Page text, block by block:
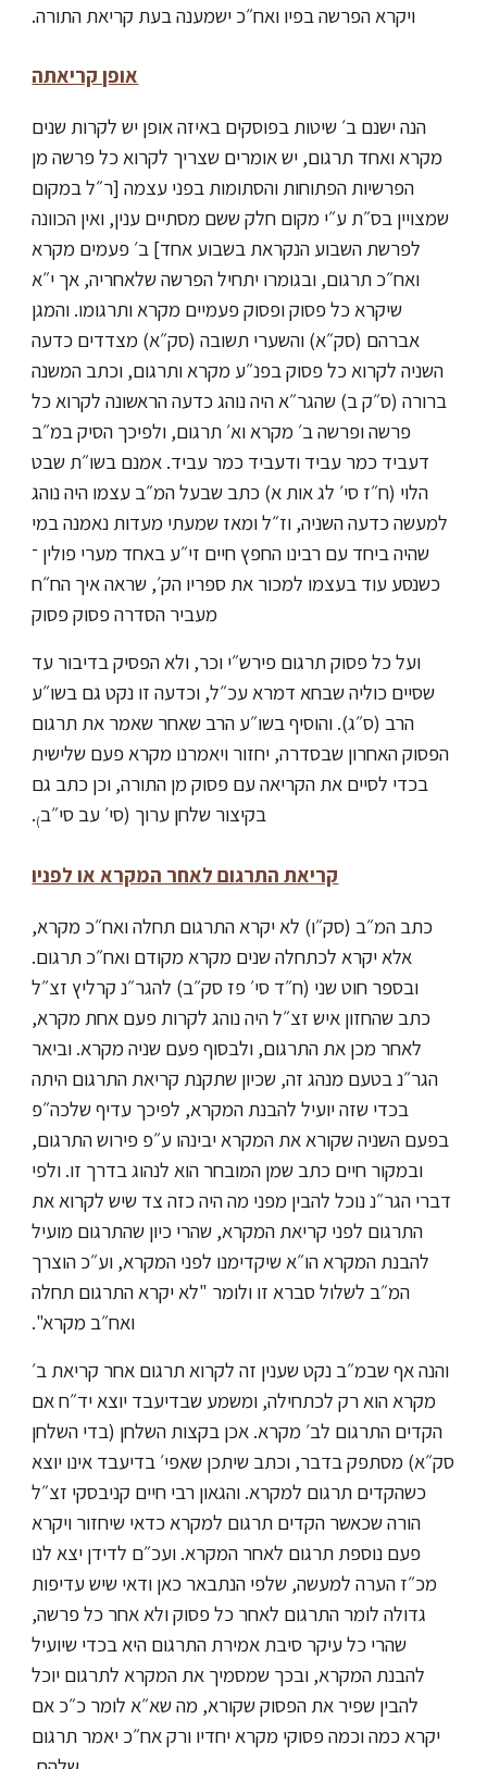
ויקרא הפרשה בפיו ואח״כ ישמענה בעת קריאת התורה.
אופן קריאתה
הנה ישנם ב׳ שיטות בפוסקים באיזה אופן יש לקרות שנים
מקרא ואחד תרגום, יש אומרים שצריך לקרוא כל פרשה מן
הפרשיות הפתוחות והסתומות בפני עצמה [ר״ל במקום
שמצויין בס״ת ע״י מקום חלק ששם מסתיים ענין, ואין הכוונה
לפרשת השבוע הנקראת בשבוע אחד] ב׳ פעמים מקרא
ואח״כ תרגום, ובגומרו יתחיל הפרשה שלאחריה, אך י״א
שיקרא כל פסוק ופסוק פעמיים מקרא ותרגומו. והמגן
אברהם (סק״א) והשערי תשובה (סק״א) מצדדים כדעה
השניה לקרוא כל פסוק בפנ״ע מקרא ותרגום, וכתב המשנה
ברורה (ס״ק ב) שהגר״א היה נוהג כדעה הראשונה לקרוא כל
פרשה ופרשה ב׳ מקרא וא׳ תרגום, ולפיכך הסיק במ״ב
דעביד כמר עביד ודעביד כמר עביד. אמנם בשו״ת שבט
הלוי (ח״ז סי׳ לג אות א) כתב שבעל המ״ב עצמו היה נוהג
למעשה כדעה השניה, וז״ל ומאז שמעתי מעדות נאמנה במי
שהיה ביחד עם רבינו החפץ חיים זי״ע באחד מערי פולין ־
כשנסע עוד בעצמו למכור את ספריו הק׳, שראה איך הח״ח
מעביר הסדרה פסוק פסוק
ועל כל פסוק תרגום פירש״י וכר, ולא הפסיק בדיבור עד
שסיים כוליה שבחא דמרא עכ״ל, וכדעה זו נקט גם בשו״ע
הרב (ס״ג). והוסיף בשו״ע הרב שאחר שאמר את תרגום
הפסוק האחרון שבסדרה, יחזור ויאמרנו מקרא פעם שלישית
בכדי לסיים את הקריאה עם פסוק מן התורה, וכן כתב גם
בקיצור שלחן ערוך (סי׳ עב סי״ב)
.
קריאת התרגום לאחר המקרא או לפניו
כתב המ״ב (סק״ו) לא יקרא התרגום תחלה ואח״כ מקרא,
אלא יקרא לכתחלה שנים מקרא מקודם ואח״כ תרגום.
ובספר חוט שני (ח״ד סי׳ פז סק״ב) להגר״נ קרליץ זצ״ל
כתב שהחזון איש זצ״ל היה נוהג לקרות פעם אחת מקרא,
לאחר מכן את התרגום, ולבסוף פעם שניה מקרא. וביאר
הגר״נ בטעם מנהג זה, שכיון שתקנת קריאת התרגום היתה
בכדי שזה יועיל להבנת המקרא, לפיכך עדיף שלכה״פ
בפעם השניה שקורא את המקרא יבינהו ע״פ פירוש התרגום,
ובמקור חיים כתב שמן המובחר הוא לנהוג בדרך זו. ולפי
דברי הגר״נ נוכל להבין מפני מה היה כזה צד שיש לקרוא את
התרגום לפני קריאת המקרא, שהרי כיון שהתרגום מועיל
להבנת המקרא הו״א שיקדימנו לפני המקרא, וע״כ הוצרך
המ״ב לשלול סברא זו ולומר "לא יקרא התרגום תחלה
ואח״ב מקרא".
והנה אף שבמ״ב נקט שענין זה לקרוא תרגום אחר קריאת ב׳
מקרא הוא רק לכתחילה, ומשמע שבדיעבד יוצא יד״ח אם
הקדים התרגום לב׳ מקרא. אכן בקצות השלחן (בדי השלחן
סק״א) מסתפק בדבר, וכתב שיתכן שאפי׳ בדיעבד אינו יוצא
כשהקדים תרגום למקרא. והגאון רבי חיים קניבסקי זצ״ל
הורה שכאשר הקדים תרגום למקרא כדאי שיחזור ויקרא
פעם נוספת תרגום לאחר המקרא. ועכ״ם לדידן יצא לנו
מכ״ז הערה למעשה, שלפי הנתבאר כאן ודאי שיש עדיפות
גדולה לומר התרגום לאחר כל פסוק ולא אחר כל פרשה,
שהרי כל עיקר סיבת אמירת התרגום היא בכדי שיועיל
להבנת המקרא, ובכך שמסמיך את המקרא לתרגום יוכל
להבין שפיר את הפסוק שקורא, מה שא״א לומר כ״כ אם
יקרא כמה וכמה פסוקי מקרא יחדיו ורק אח״כ יאמר תרגום